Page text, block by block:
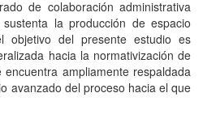
de colaboración administrativa
la producción de espacio
objetivo del presente estudio es
hacia la normativización de
ampliamente respaldada
avanzado del proceso hacia el que